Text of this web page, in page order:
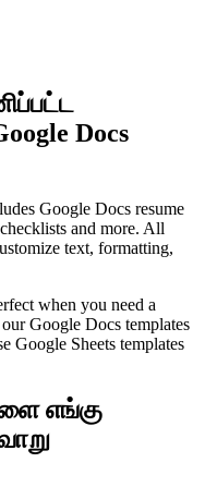
Docs
Google Docs resume
and more. All
text, formatting,
when you need a
Google Docs templates
Google Sheets templates
எங்கு